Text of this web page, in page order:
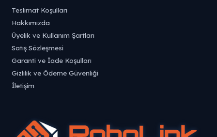
Teslimat Koşulları
Hakkımızda
Üyelik ve Kullanım Şartları
Satış Sözleşmesi
Garanti ve İade Koşulları
Gizlilik ve Ödeme Güvenliği
İletişim